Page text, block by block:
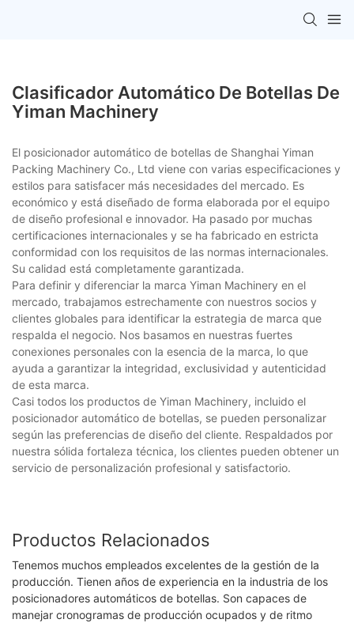
Clasificador Automático De Botellas De
Yiman Machinery
El posicionador automático de botellas de Shanghai Yiman
Packing Machinery Co., Ltd viene con varias especificaciones y
estilos para satisfacer más necesidades del mercado. Es
económico y está diseñado de forma elaborada por el equipo
de diseño profesional e innovador. Ha pasado por muchas
certificaciones internacionales y se ha fabricado en estricta
conformidad con los requisitos de las normas internacionales.
Su calidad está completamente garantizada.
Para definir y diferenciar la marca Yiman Machinery en el
mercado, trabajamos estrechamente con nuestros socios y
clientes globales para identificar la estrategia de marca que
respalda el negocio. Nos basamos en nuestras fuertes
conexiones personales con la esencia de la marca, lo que
ayuda a garantizar la integridad, exclusividad y autenticidad
de esta marca.
Casi todos los productos de Yiman Machinery, incluido el
posicionador automático de botellas, se pueden personalizar
según las preferencias de diseño del cliente. Respaldados por
nuestra sólida fortaleza técnica, los clientes pueden obtener un
servicio de personalización profesional y satisfactorio.
Productos Relacionados
Tenemos muchos empleados excelentes de la gestión de la
producción. Tienen años de experiencia en la industria de los
posicionadores automáticos de botellas. Son capaces de
manejar cronogramas de producción ocupados y de ritmo